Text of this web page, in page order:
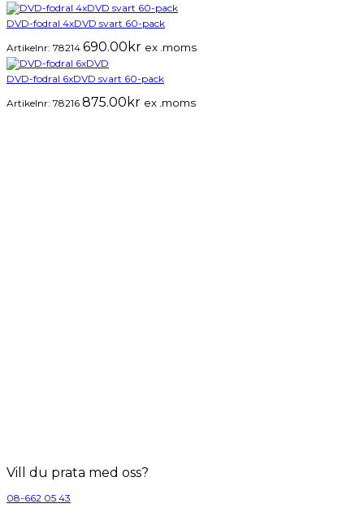
DVD-fodral 4xDVD svart 60-pack
Artikelnr: 78214 690.00 kr ex .moms
DVD-fodral 6xDVD svart 60-pack
Artikelnr: 78216 875.00 kr ex .moms
Vill du prata med oss?
08-662 05 43